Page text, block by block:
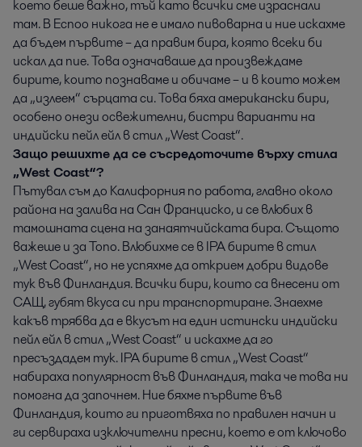
което беше важно, тъй като всички сме израснали
там. В Еспоо никога не е имало пивоварна и ние искахме
да бъдем първите – да правим бира, която всеки би
искал да пие. Това означаваше да произвеждаме
бирите, които познаваме и обичаме – и в които можем
да „излеем“ сърцата си. Това бяха американски бири,
особено онези освежителни, бистри варианти на
индийски пейл ейл в стил „West Coast“.
Защо решихте да се съсредоточите върху стила
„West Coast“?
Пътувал съм до Калифорния по работа, главно около
района на залива на Сан Франциско, и се влюбих в
тамошната сцена на занаятчийската бира. Същото
важеше и за Топо. Влюбихме се в IPA бирите в стил
„West Coast“, но не успяхме да открием добри видове
тук във Финландия. Всички бири, които са внесени от
САЩ, губят вкуса си при транспортиране. Знаехме
какъв трябва да е вкусът на един истински индийски
пейл ейл в стил „West Coast“ и искахме да го
пресъздадем тук. IPA бирите в стил „West Coast“
набираха популярност във Финландия, така че това ни
помогна да започнем. Ние бяхме първите във
Финландия, които ги приготвяха по правилен начин и
ги сервираха изключителни пресни, което е от ключово